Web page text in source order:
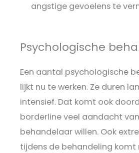
angstige gevoelens te
Psychologische
Een aantal psychologische
lijkt nu te werken. Ze duren
intensief. Dat komt ook
borderline veel aandacht
behandelaar willen. Ook
tijdens de behandeling